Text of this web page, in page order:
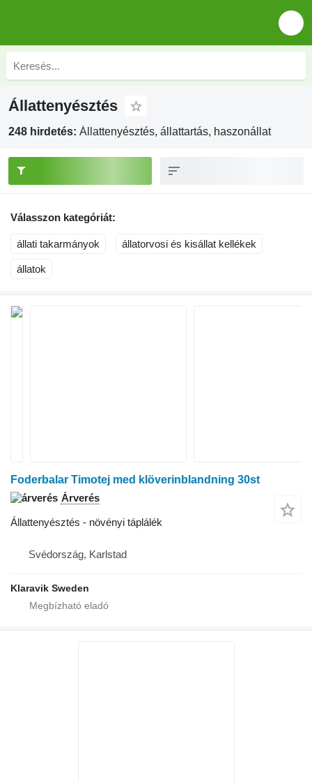
Állattenyésztés
248 hirdetés: Állattenyésztés, állattartás, haszonállat
Válasszon kategóriát:
állati takarmányok állatorvosi és kisállat kellékek
állatok
Foderbalar Timotej med klöverinblandning 30st
Árverés
Állattenyésztés - növényi táplálék
Svédország, Karlstad
Klaravik Sweden